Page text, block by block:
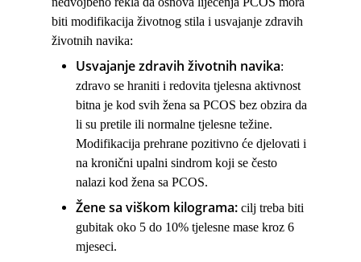
biti modifikacija životnog stila i usvajanje zdravih
životnih navika:
Usvajanje zdravih životnih navika:
zdravo se hraniti i redovita tjelesna aktivnost
bitna je kod svih žena sa PCOS bez obzira da
li su pretile ili normalne tjelesne težine.
Modifikacija prehrane pozitivno će djelovati i
na kronični upalni sindrom koji se često
nalazi kod žena sa PCOS.
Žene sa viškom kilograma: cilj treba biti
gubitak oko 5 do 10% tjelesne mase kroz 6
mjeseci.